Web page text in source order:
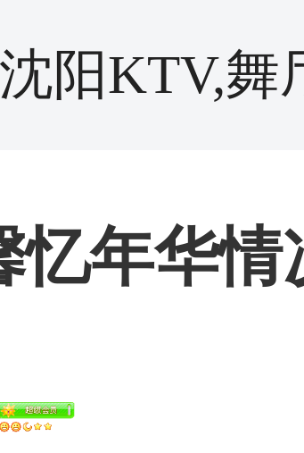
沈阳KTV,舞
忆年华情